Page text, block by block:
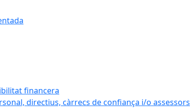
financera
directius, càrrecs de confiança i/o assessors